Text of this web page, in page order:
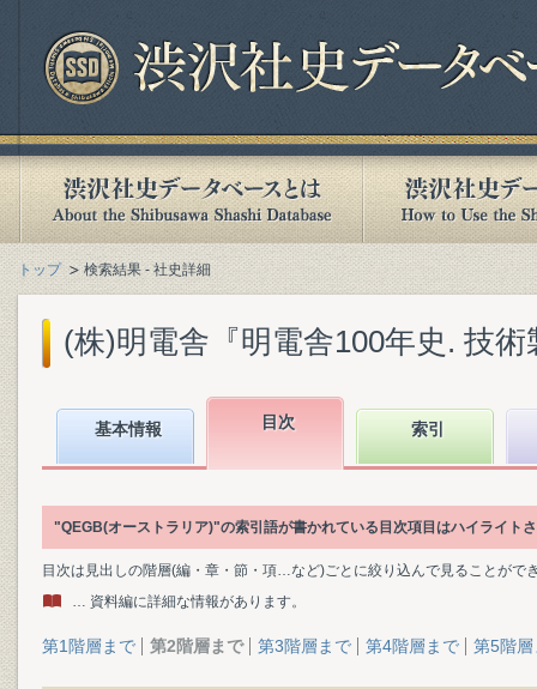
トップ 検索結果 - 社史詳細
(株)明電舎『明電舎100年史. 技
基本情報 目次 索引
"QEGB(オーストラリア)"の索引語が書かれている目次項目はハイライト
目次は見出しの階層(編・章・節・項…など)ごとに絞り込んで見ることがで
… 資料編に詳細な情報があります。
第1階層まで 第2階層まで 第3階層まで 第4階層まで 第5階層